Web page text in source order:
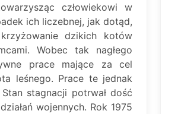
człowiekowi w
ich liczebnej, jak dotąd,
dzikich kotów
Wobec tak nagłego
prace mające za cel
leśnego. Prace te jednak
stagnacji potrwał dość
wojennych. Rok 1975